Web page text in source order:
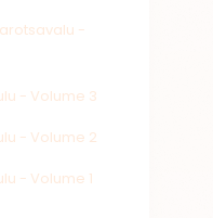
-
- Volume 3
- Volume 2
- Volume 1